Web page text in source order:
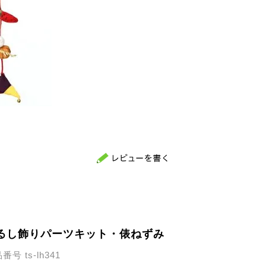
し飾りパーツキット・俵ねずみ
番号 ts-lh341